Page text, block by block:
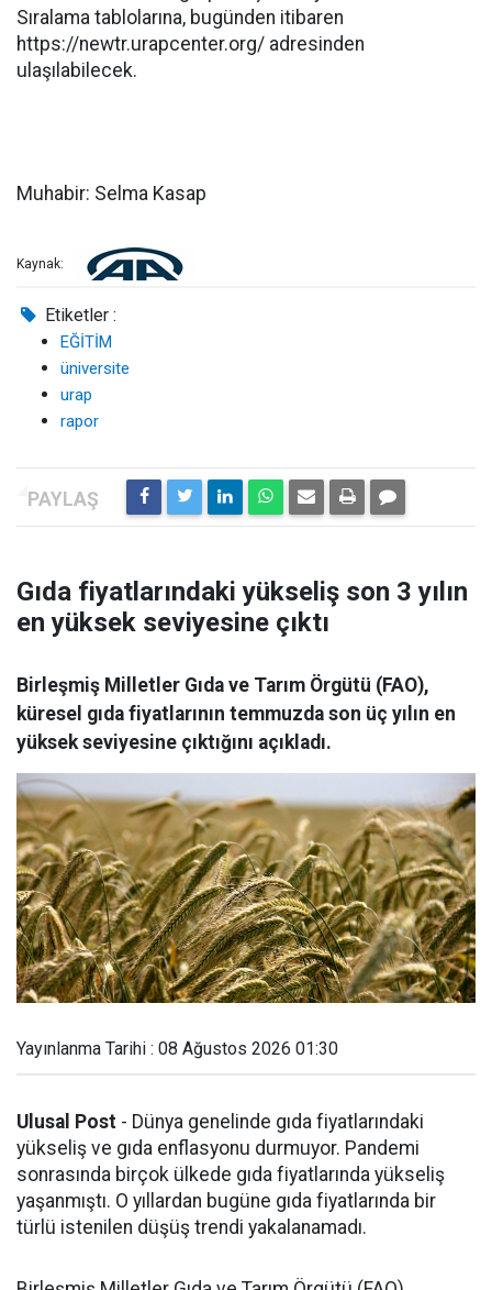
Sıralama tablolarına, bugünden itibaren
https://newtr.urapcenter.org/ adresinden
ulaşılabilecek.
Muhabir: Selma Kasap
Kaynak:
Etiketler :
EĞİTİM
üniversite
urap
rapor
Gıda fiyatlarındaki yükseliş son 3 yılın
en yüksek seviyesine çıktı
Birleşmiş Milletler Gıda ve Tarım Örgütü (FAO),
küresel gıda fiyatlarının temmuzda son üç yılın en
yüksek seviyesine çıktığını açıkladı.
Yayınlanma Tarihi : 08 Ağustos 2026 01:30
Ulusal Post - Dünya genelinde gıda fiyatlarındaki
yükseliş ve gıda enflasyonu durmuyor. Pandemi
sonrasında birçok ülkede gıda fiyatlarında yükseliş
yaşanmıştı. O yıllardan bugüne gıda fiyatlarında bir
türlü istenilen düşüş trendi yakalanamadı.